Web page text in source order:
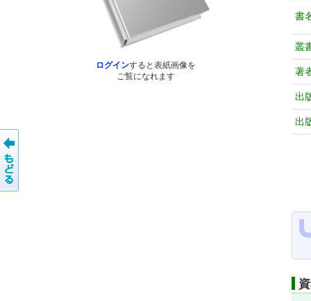
ログインすると表紙画像を
ご覧になれます
書
叢
著
出
出